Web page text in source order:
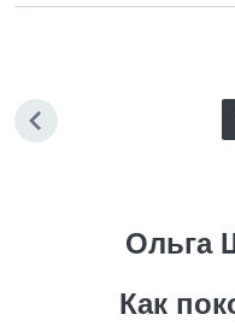
Ольга
Как